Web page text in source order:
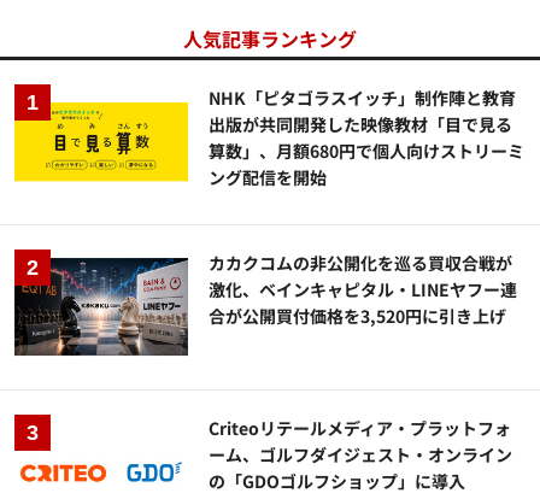
人気記事ランキング
NHK「ピタゴラスイッチ」制作陣と教育
出版が共同開発した映像教材「目で見る
算数」、月額680円で個人向けストリーミ
ング配信を開始
カカクコムの非公開化を巡る買収合戦が
激化、ベインキャピタル・LINEヤフー連
合が公開買付価格を3,520円に引き上げ
Criteoリテールメディア・プラットフォ
ーム、ゴルフダイジェスト・オンライン
の「GDOゴルフショップ」に導入